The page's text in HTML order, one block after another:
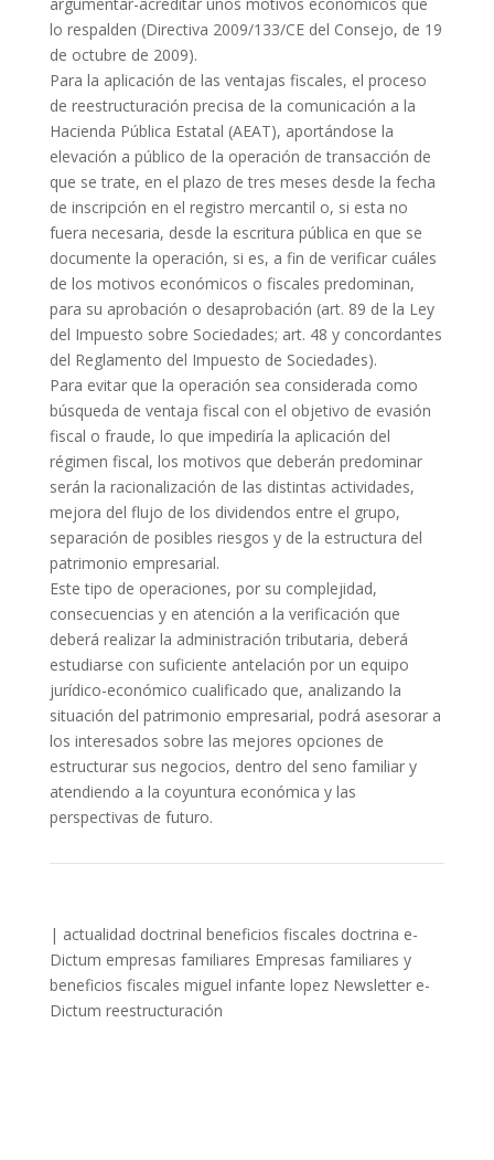
lo respalden (Directiva 2009/133/CE del Consejo, de 19
de octubre de 2009).
Para la aplicación de las ventajas fiscales, el proceso
de reestructuración precisa de la comunicación a la
Hacienda Pública Estatal (AEAT), aportándose la
elevación a público de la operación de transacción de
que se trate, en el plazo de tres meses desde la fecha
de inscripción en el registro mercantil o, si esta no
fuera necesaria, desde la escritura pública en que se
documente la operación, si es, a fin de verificar cuáles
de los motivos económicos o fiscales predominan,
para su aprobación o desaprobación (art. 89 de la Ley
del Impuesto sobre Sociedades; art. 48 y concordantes
del Reglamento del Impuesto de Sociedades).
Para evitar que la operación sea considerada como
búsqueda de ventaja fiscal con el objetivo de evasión
fiscal o fraude, lo que impediría la aplicación del
régimen fiscal, los motivos que deberán predominar
serán la racionalización de las distintas actividades,
mejora del flujo de los dividendos entre el grupo,
separación de posibles riesgos y de la estructura del
patrimonio empresarial.
Este tipo de operaciones, por su complejidad,
consecuencias y en atención a la verificación que
deberá realizar la administración tributaria, deberá
estudiarse con suficiente antelación por un equipo
jurídico-económico cualificado que, analizando la
situación del patrimonio empresarial, podrá asesorar a
los interesados sobre las mejores opciones de
estructurar sus negocios, dentro del seno familiar y
atendiendo a la coyuntura económica y las
perspectivas de futuro.
| actualidad doctrinal beneficios fiscales doctrina e-
Dictum empresas familiares Empresas familiares y
beneficios fiscales miguel infante lopez Newsletter e-
Dictum reestructuración